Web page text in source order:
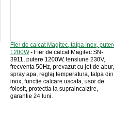
Fier de calcat Magitec, talpa inox,
1200W- Fier de calcat Magitec SN-
3911, putere 1200W, tensiune 230V,
frecventa 50Hz, prevazut cu jet de abur,
spray apa, reglaj temperatura, talpa din
inox, functie calcare uscata, usor de
folosit, protectia la supraincalzire,
garantie 24 luni.